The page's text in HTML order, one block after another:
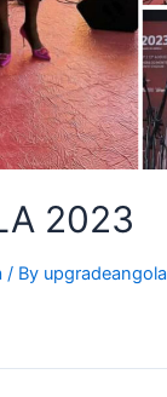
2023
/ By upgradeangola